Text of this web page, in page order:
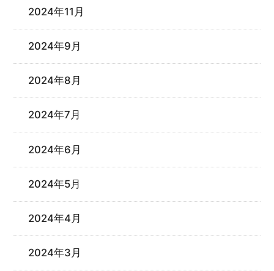
2024年11月
2024年9月
2024年8月
2024年7月
2024年6月
2024年5月
2024年4月
2024年3月